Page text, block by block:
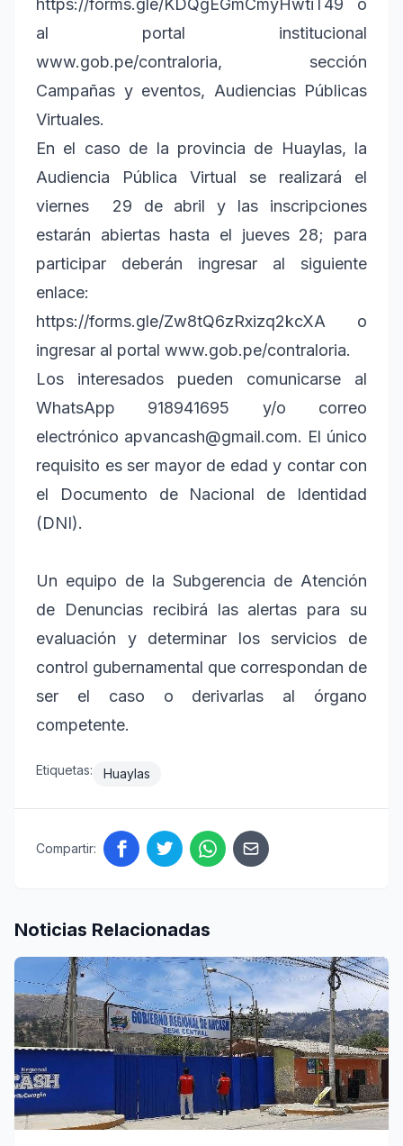
al portal institucional
www.gob.pe/contraloria, sección
Campañas y eventos, Audiencias Públicas
Virtuales.
En el caso de la provincia de Huaylas, la
Audiencia Pública Virtual se realizará el
viernes 29 de abril y las inscripciones
estarán abiertas hasta el jueves 28; para
participar deberán ingresar al siguiente
enlace:
https://forms.gle/Zw8tQ6zRxizq2kcXA o
ingresar al portal www.gob.pe/contraloria.
Los interesados pueden comunicarse al
WhatsApp 918941695 y/o correo
electrónico apvancash@gmail.com. El único
requisito es ser mayor de edad y contar con
el Documento de Nacional de Identidad
(DNI).
Un equipo de la Subgerencia de Atención
de Denuncias recibirá las alertas para su
evaluación y determinar los servicios de
control gubernamental que correspondan de
ser el caso o derivarlas al órgano
competente.
Etiquetas: Huaylas
Compartir:
Noticias Relacionadas